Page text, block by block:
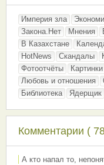
Империя зла
Закона.Нет
Мнения
В Казахстане
HotNews
Скандалы
Фотоотчёты
Картинки
Любовь и отношения
Библиотека
Ядерщик
Комментарии (
А кто напал то,